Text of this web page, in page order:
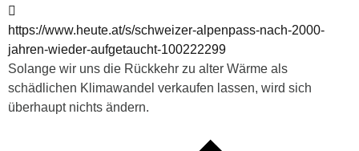
https://www.heute.at/s/schweizer-alpenpass-nach-2000-
jahren-wieder-aufgetaucht-100222299
Solange wir uns die Rückkehr zu alter Wärme als
schädlichen Klimawandel verkaufen lassen, wird sich
überhaupt nichts ändern.